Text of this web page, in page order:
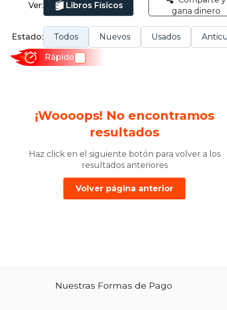
Ver: Libros Físicos
gana dinero
Estado: Todos Nuevos Usados
Rápido
¡Woooops! No encontramos
resultados
Haz click en el siguiente botón para volver a los
resultados anteriores
Volver página anterior
Nuestras Formas de Pago